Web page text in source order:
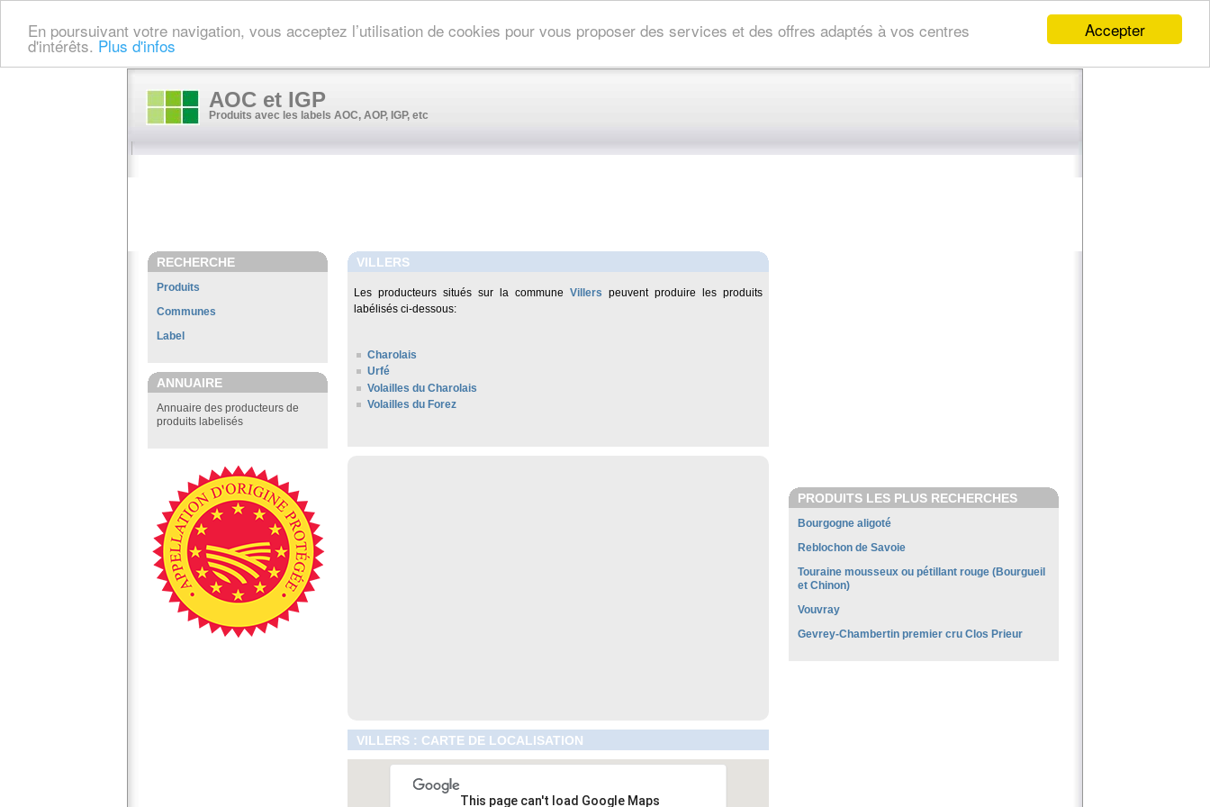
Accepter
En poursuivant votre navigation, vous acceptez l’utilisation de cookies pour vous proposer des services et des offres adaptés à vos centres
d'intérêts. Plus d'infos
AOC et IGP
Produits avec les labels AOC, AOP, IGP, etc
RECHERCHE
Produits
Communes
Label
ANNUAIRE
Annuaire des producteurs de
produits labelisés
VILLERS
Les producteurs situés sur la commune Villers peuvent produire les produits
labélisés ci-dessous:
Charolais
Urfé
Volailles du Charolais
Volailles du Forez
VILLERS : CARTE DE LOCALISATION
This page can't load Google Maps
PRODUITS LES PLUS RECHERCHES
Bourgogne aligoté
Reblochon de Savoie
Touraine mousseux ou pétillant rouge (Bourgueil
et Chinon)
Vouvray
Gevrey-Chambertin premier cru Clos Prieur